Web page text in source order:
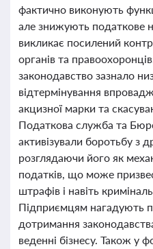
фактично виконують
але знижують податкове
викликає посилений
органів та
законодавство зазнало
відтермінування
акцизної марки та
Податкова служба та
активізували боротьбу з
розглядаючи його як
податків, що може
штрафів і навіть
Підприємцям нагадують
дотримання
веденні бізнесу. Також у